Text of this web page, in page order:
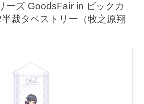
ーズ GoodsFair in ビックカ
裁タペストリー（牧之原翔